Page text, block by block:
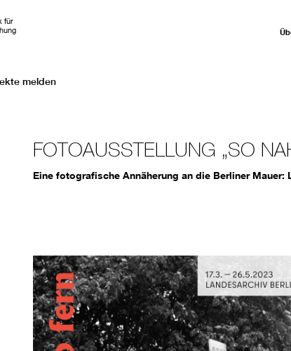
für
melden
FOTOAUSSTELLUNG „SO
Eine fotografische Annäherung an die Berliner Mauer: